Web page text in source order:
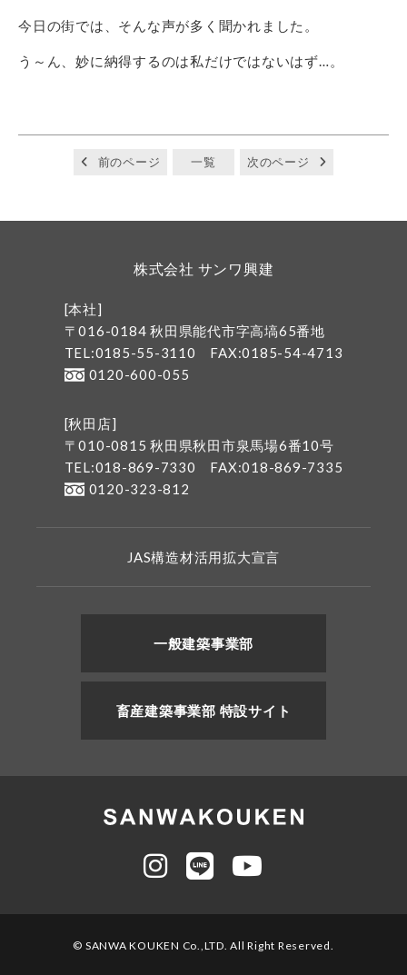
今日の街では、そんな声が多く聞かれました。
う～ん、妙に納得するのは私だけではないはず…。
前のページ 一覧 次のページ
株式会社 サンワ興建
[本社]
〒016-0184 秋田県能代市字高塙65番地
TEL:0185-55-3110
FAX:0185-54-4713
0120-600-055
[秋田店]
〒010-0815 秋田県秋田市泉馬場6番10号
TEL:018-869-7330
FAX:018-869-7335
0120-323-812
JAS構造材活用拡大宣言
一般建築事業部
畜産建築事業部 特設サイト
© SANWA KOUKEN Co.,LTD. All Right Reserved.